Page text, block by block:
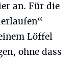
an. Für die
Löffel
ohne dass